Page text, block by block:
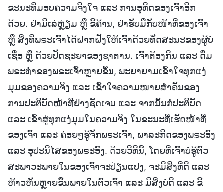
ຂະນະທີ່ມອບຄວາມຈິງໃຈ ແລະ ການອຸທິດຂອງເຈົ້າອີກ
ດ້ວຍ. ຢ່າມີເລ່ຫຼ່ຽມ ຫຼື ຂີ້ຄ້ານ, ຢ່າຮັບມືກັບໜ້າທີ່ຂອງເຈົ້າ
ຫຼື ສິ່ງທີ່ພຣະເຈົ້າໄດ້ຝາກຝັງໃຫ້ເຈົ້າດ້ວຍທັດສະນະຂອງຜູ້ບໍ່
ເຊື່ອ ຫຼື ດ້ວຍປັດຊະຍາຂອງຊາຕານ. ເຈົ້າຕ້ອງກິນ ແລະ ດື່ມ
ພຣະທຳຂອງພຣະເຈົ້າຫຼາຍຂຶ້ນ, ພະຍາຍາມເຂົ້າໃຈທຸກແງ່
ມຸມຂອງຄວາມຈິງ ແລະ ເຂົ້າໃຈຄວາມໝາຍສຳຄັນຂອງ
ການປະຕິບັດໜ້າທີ່ຢ່າງຊັດເຈນ ແລະ ຈາກນັ້ນກໍປະຕິບັດ
ແລະ ເຂົ້າສູ່ທຸກແງ່ມຸມໃນຄວາມຈິງ ໃນຂະນະທີ່ເຮັດໜ້າທີ່
ຂອງເຈົ້າ ແລະ ຄ່ອຍໆຮູ້ຈັກພຣະເຈົ້າ, ພາລະກິດຂອງພຣະອົງ
ແລະ ອຸປະນິໄສຂອງພຣະອົງ. ດ້ວຍວິທີນີ້, ໂດຍທີ່ເຈົ້າບໍ່ຮູ້ຕົວ
ສະພາວະພາຍໃນຂອງເຈົ້າຈະປ່ຽນແປງ, ຈະມີສິ່ງທີ່ດີ ແລະ
ຫ້າວຫັນຫຼາຍຂຶ້ນພາຍໃນຕົວເຈົ້າ ແລະ ມີສິ່ງບໍ່ດີ ແລະ ຂີ້